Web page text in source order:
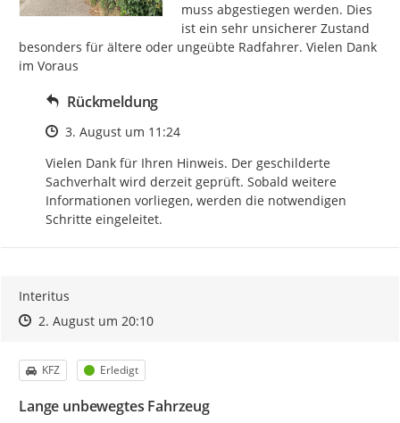
muss abgestiegen werden. Dies
ist ein sehr unsicherer Zustand
besonders für ältere oder ungeübte Radfahrer. Vielen Dank
im Voraus
Rückmeldung
Zeitpunkt des Erstellens
3. August um 11:24
Vielen Dank für Ihren Hinweis. Der geschilderte
Sachverhalt wird derzeit geprüft. Sobald weitere
Informationen vorliegen, werden die notwendigen
Schritte eingeleitet.
Interitus
Zeitpunkt des Erstellens
Zeitpunkt des Erstellens
2. August um 20:10Zur Äußerung
Kategorie
KFZ Status
Erledigt
Lange unbewegtes Fahrzeug